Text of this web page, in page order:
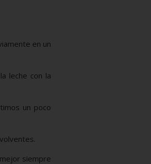
en un
leche con la
un poco
siempre